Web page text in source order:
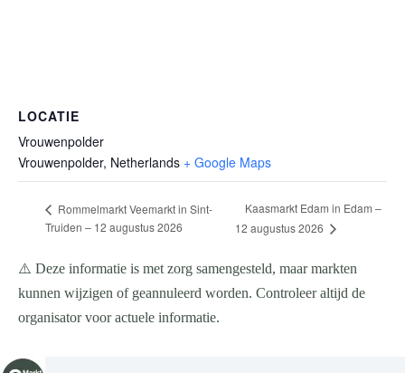
LOCATIE
Vrouwenpolder
Vrouwenpolder, Netherlands + Google Maps
Rommelmarkt Veemarkt in Sint-
Truiden – 12 augustus 2026
Kaasmarkt Edam in Edam –
12 augustus 2026
⚠️ Deze informatie is met zorg samengesteld, maar markten
kunnen wijzigen of geannuleerd worden. Controleer altijd de
organisator voor actuele informatie.